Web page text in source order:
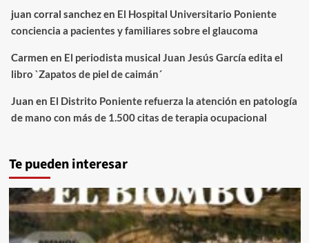
juan corral sanchezen El Hospital Universitario Poniente
conciencia a pacientes y familiares sobre el glaucoma
Carmen en El periodista musical Juan Jesús García edita el
libro `Zapatos de piel de caimán´
Juan en El Distrito Poniente refuerza la atención en patología
de mano con más de 1.500 citas de terapia ocupacional
Te pueden interesar